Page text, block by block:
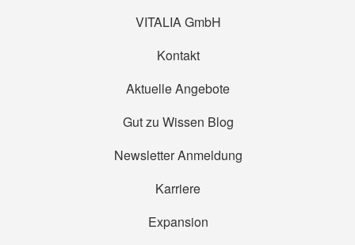
VITALIA GmbH
Kontakt
Aktuelle Angebote
Gut zu Wissen Blog
Newsletter Anmeldung
Karriere
Expansion